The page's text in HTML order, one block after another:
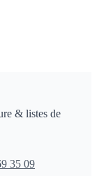
& listes de
35 09